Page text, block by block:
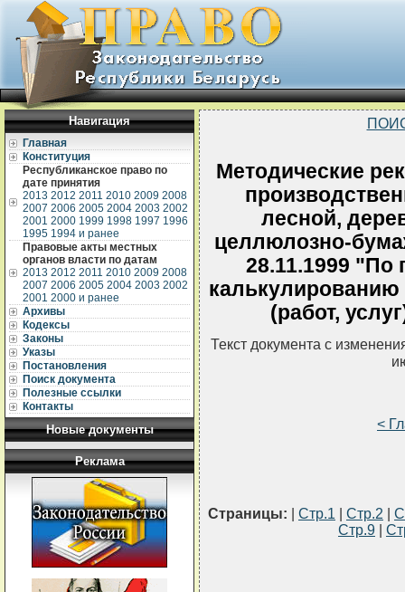
Навигация
Главная
Конституция
Республиканское право по
дате принятия
2013 2012 2011 2010 2009 2008
2007 2006 2005 2004 2003 2002
2001 2000 1999 1998 1997 1996
1995 1994 и ранее
Правовые акты местных
органов власти по датам
2013 2012 2011 2010 2009 2008
2007 2006 2005 2004 2003 2002
2001 2000 и ранее
Архивы
Кодексы
Законы
Указы
Постановления
Поиск документа
Полезные ссылки
Контакты
Новые документы
Реклама
Методические
лесной,
целлюлозно-
28.11.1999 "По
калькулированию
(работ,
Текст документа с
<
Страницы: Стр.1 Стр.2
Стр.9